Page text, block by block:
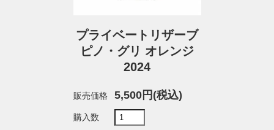
プライベートリザーブ
ピノ・グリ オレンジ
2024
販売価格 5,500円(税込)
購入数